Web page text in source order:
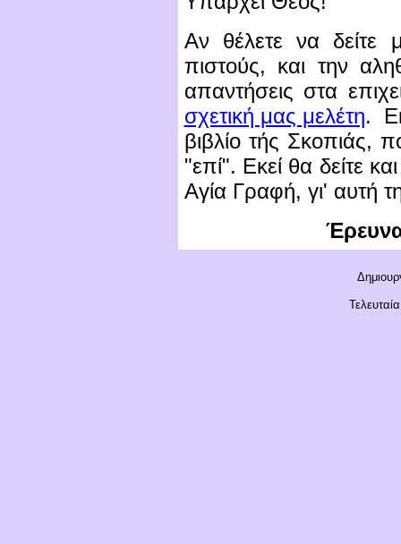
Αν θέλετε να δείτε
πιστούς, και την
απαντήσεις στα
σχετική μας μελέτη.
βιβλίο τής Σκοπιάς,
"επί". Εκεί θα δείτε
Αγία Γραφή, γι' αυτή